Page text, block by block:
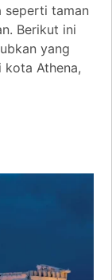
seperti taman
Berikut ini
yang
Athena,